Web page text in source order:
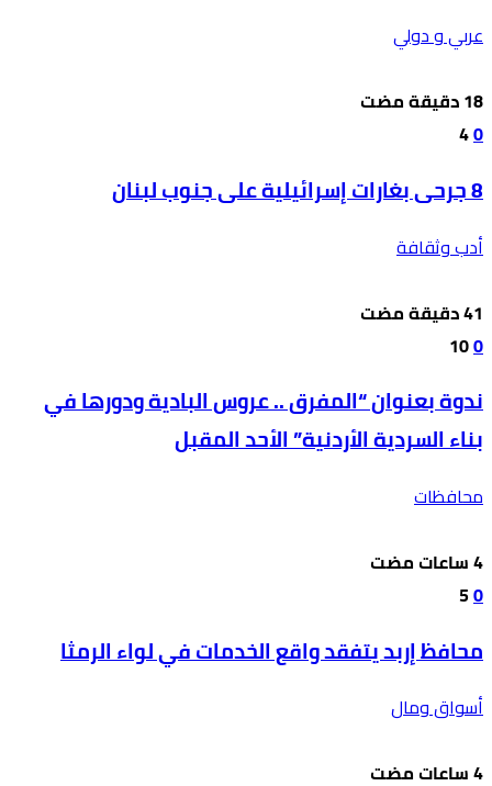
عربي و دولي
0
4
8 جرحى بغارات إسرائيلية على جنوب لبنان
أدب وثقافة
0
10
ندوة بعنوان “المفرق .. عروس البادية ودورها في
بناء السردية الأردنية” الأحد المقبل
محافظات
0
5
محافظ إربد يتفقد واقع الخدمات في لواء الرمثا
أسواق ومال